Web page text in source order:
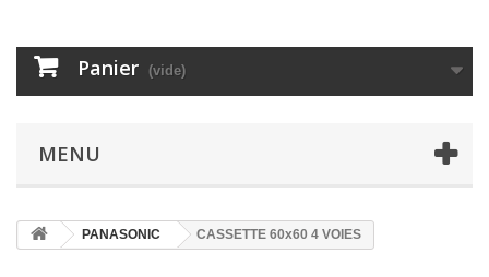
Panier (vide)
MENU
PANASONIC CASSETTE 60x60 4 VOIES